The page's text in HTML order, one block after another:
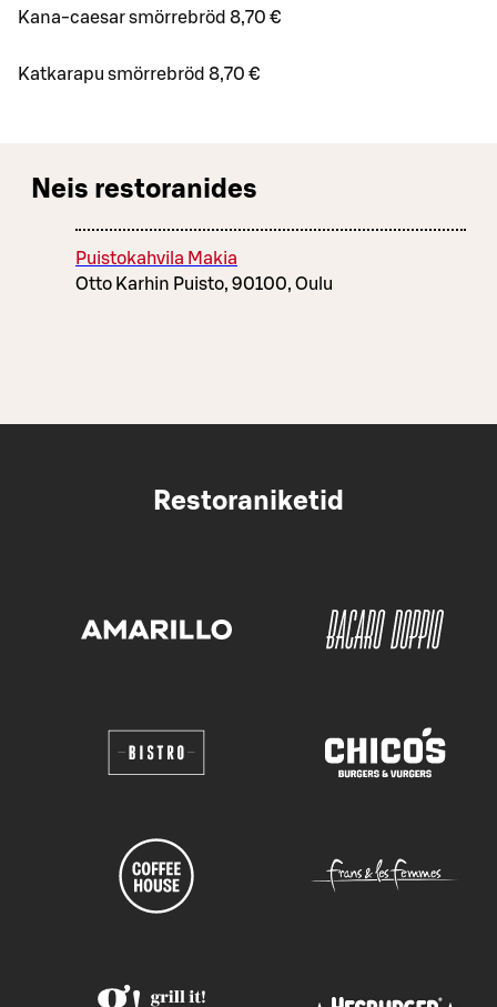
Kana-caesar smörrebröd 8,70 €
Katkarapu smörrebröd 8,70 €
Neis restoranides
Puistokahvila Makia
Otto Karhin Puisto, 90100, Oulu
Restoraniketid